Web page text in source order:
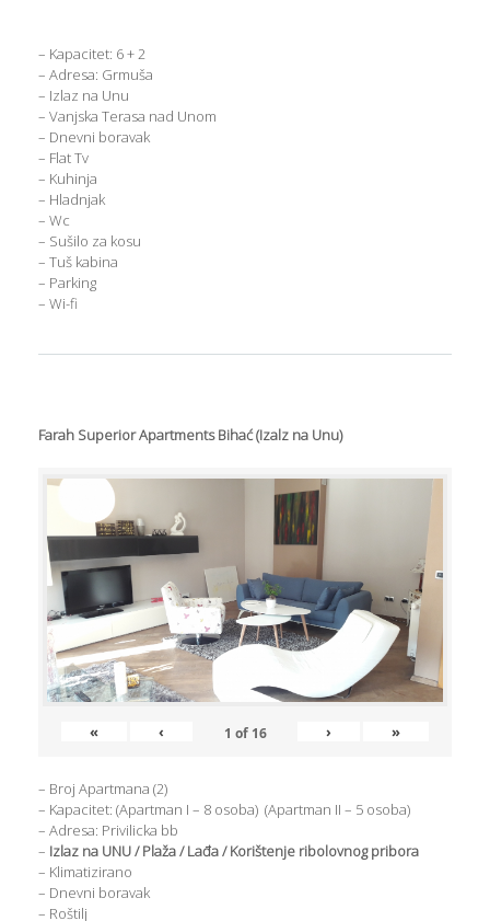
– Kapacitet: 6 + 2
– Adresa: Grmuša
– Izlaz na Unu
– Vanjska Terasa nad Unom
– Dnevni boravak
– Flat Tv
– Kuhinja
– Hladnjak
– Wc
– Sušilo za kosu
– Tuš kabina
– Parking
– Wi-fi
Farah Superior Apartments Bihać (Izalz na Unu)
« ‹ 1 of 16 › »
– Broj Apartmana (2)
– Kapacitet: (Apartman I – 8 osoba) (Apartman II – 5 osoba)
– Adresa: Privilicka bb
– Izlaz na UNU / Plaža / Lađa / Korištenje ribolovnog pribora
– Klimatizirano
– Dnevni boravak
– Roštilj